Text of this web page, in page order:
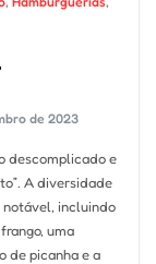
de 2023
descomplicado e
A diversidade
incluindo
uma
de picanha e a